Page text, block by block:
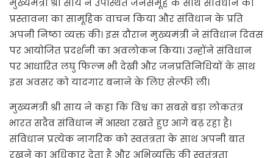
मुख्यमंत्री श्री साय ने उपस्थित जनसमूह के साथ संविधान की
प्रस्तावना का सामूहिक वाचन किया और संविधान के प्रति
अपनी निष्ठा व्यक्त की। इस दौरान मुख्यमंत्री ने संविधान दिवस
पर आयोजित प्रदर्शनी का अवलोकन किया। उन्होंने संविधान
पर आधारित लघु फिल्म भी देखी और जनप्रतिनिधियों के साथ
इस अवसर को यादगार बनाने के लिए सेल्फी ली।
मुख्यमंत्री श्री साय ने कहा कि विश्व का सबसे बड़ा लोकतंत्र
भारत सदैव संविधान में आस्था रखते हुए आगे बढ़ रहा है।
संविधान प्रत्येक नागरिक को स्वतंत्रता के साथ अपनी बात
रखने का अधिकार देता है और अभिव्यक्ति की स्वतंत्रता